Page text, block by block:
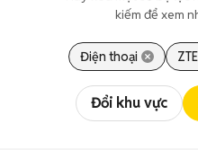
kiếm để xem
Điện thoại ZTE
Đổi khu vực